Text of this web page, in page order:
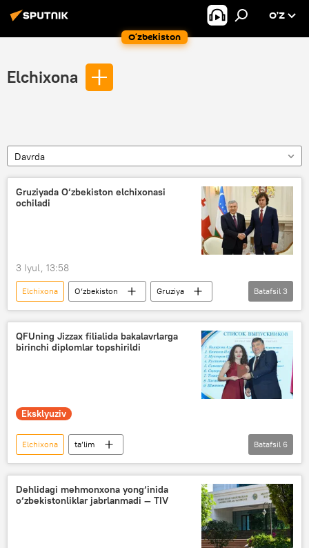
O‘zbekiston
O’Z
Elchixona
Davrda
Gruziyada O‘zbekiston elchixonasi
ochiladi
3 Iyul, 13:58
Elchixona O‘zbekiston
Gruziya
hamkorlik
Shavkat Mirziyoyev
Siyosat
Batafsil 3
QFUning Jizzax filialida bakalavrlarga
birinchi diplomlar topshirildi
Eksklyuziv
Elchixona
ta’lim
oliy ta’lim muassasalari
Jizzax
Rossotrudnichestvo
Rossiya
O‘zbekiston
Jamiyat
Batafsil 6
Dehlidagi mehmonxona yong‘inida
o‘zbekistonliklar jabrlanmadi — TIV